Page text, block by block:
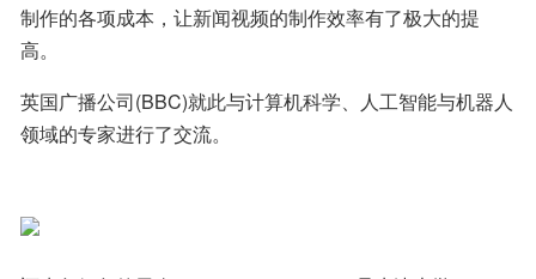
制作的各项成本，让新闻视频的制作效率有了极大的提
高。
英国广播公司(BBC)就此与计算机科学、人工智能与机器人
领域的专家进行了交流。